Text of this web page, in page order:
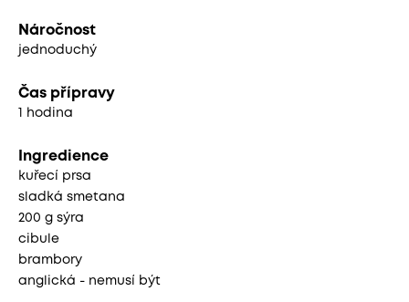
Náročnost
jednoduchý
Čas přípravy
1 hodina
Ingredience
kuřecí prsa
sladká smetana
200 g sýra
cibule
brambory
anglická - nemusí být